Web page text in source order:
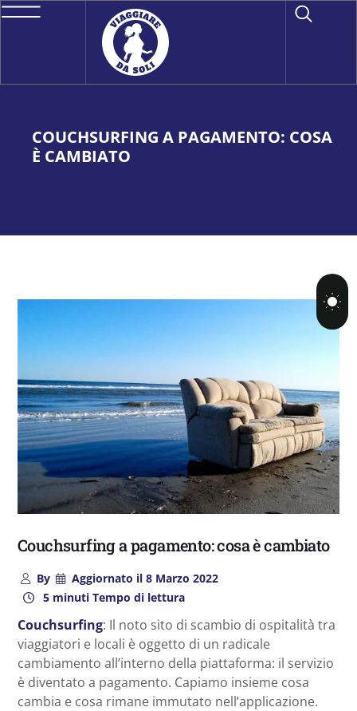
COUCHSURFING A PAGAMENTO: COSA
È CAMBIATO
Couchsurfing a pagamento: cosa è cambiato
By Aggiornato il 8 Marzo 2022
5 minuti Tempo di lettura
Couchsurfing: Il noto sito di scambio di ospitalità tra
viaggiatori e locali è oggetto di un radicale
cambiamento all’interno della piattaforma: il servizio
è diventato a pagamento. Capiamo insieme cosa
cambia e cosa rimane immutato nell’applicazione.